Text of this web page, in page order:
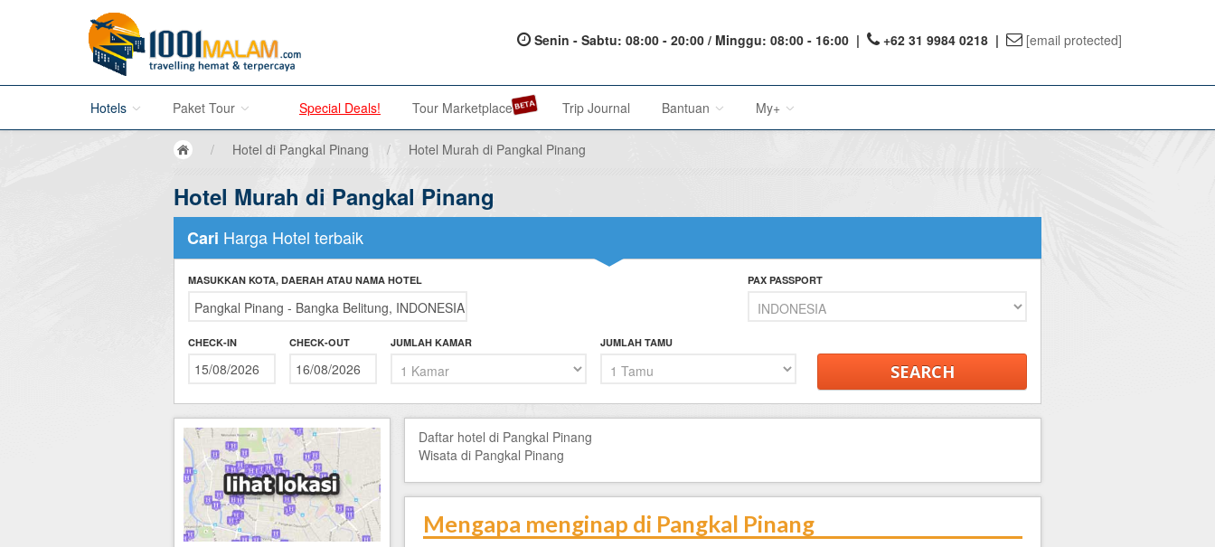
Senin - Sabtu: 08:00 - 20:00 / Minggu: 08:00 - 16:00 | +62 31 9984 0218 | [email protected]
Hotels
Hotel di Bandung
Hotel di Surabaya
Hotel di Malang
Hotel di Solo (Surakarta)
Hotel di Semarang
Hotel di Medan
Paket Tour
Promo Paket Tour Wisata
Tour di Bromo
Tour di Karimun Jawa
Tour di Banyuwangi
Tour di Bali
Tour di Komodo
Tour di Lombok
Tour di Flores
Special Deals! Tour Marketplace Trip Journal Bantuan
Terms of Service
My+
Affiliate Reward
/ Hotel di Pangkal Pinang / Hotel Murah di Pangkal Pinang
Hotel Murah di Pangkal Pinang
Cari Harga Hotel terbaik
MASUKKAN KOTA, DAERAH ATAU NAMA HOTEL PAX PASSPORT
CHECK-IN CHECK-OUT JUMLAH KAMAR JUMLAH TAMU
Daftar hotel di Pangkal Pinang
Wisata di Pangkal Pinang
Mengapa menginap di Pangkal Pinang